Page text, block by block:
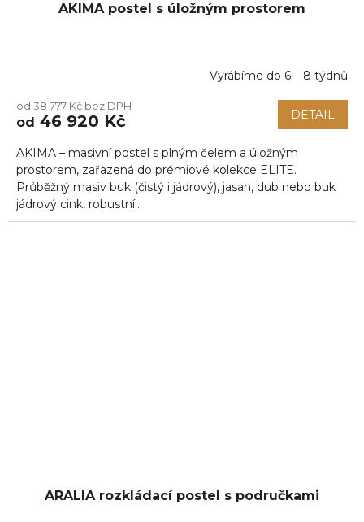
AKIMA postel s úložným prostorem
Vyrábíme do 6 – 8 týdnů
od 38 777 Kč bez DPH
od 46 920 Kč DETAIL
AKIMA – masivní postel s plným čelem a úložným
prostorem, zařazená do prémiové kolekce ELITE.
Průběžný masiv buk (čistý i jádrový), jasan, dub nebo buk
jádrový cink, robustní...
ARALIA rozkládací postel s područkami